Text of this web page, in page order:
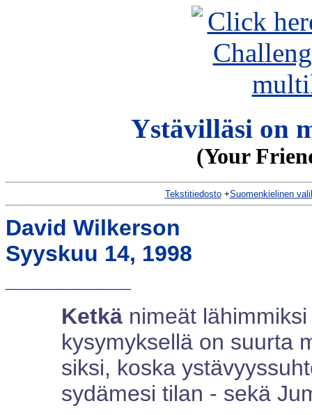
Ystävilläsi on
(Your
Tekstitiedosto+Suomenkielinen
David Wilkerson
Syyskuu 14, 1998
Ketkä nimeät
kysymyksellä on suurta
siksi, koska
sydämesi tilan - sekä